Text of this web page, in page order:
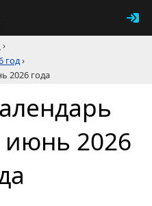
›
год›
2026 года
июнь 2026